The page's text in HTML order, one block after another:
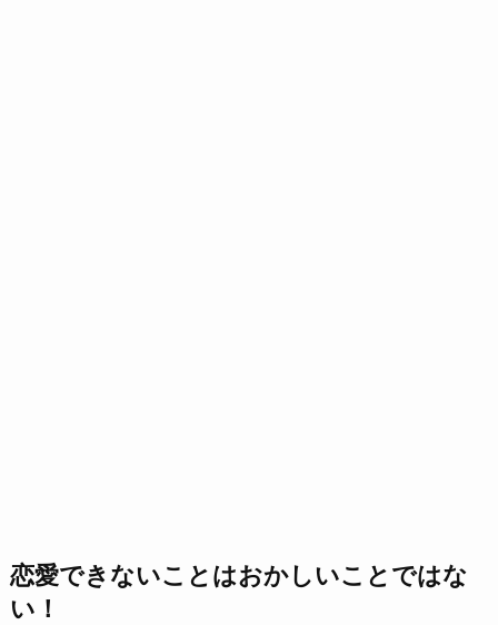
恋愛できないことはおかしいことではな
い！